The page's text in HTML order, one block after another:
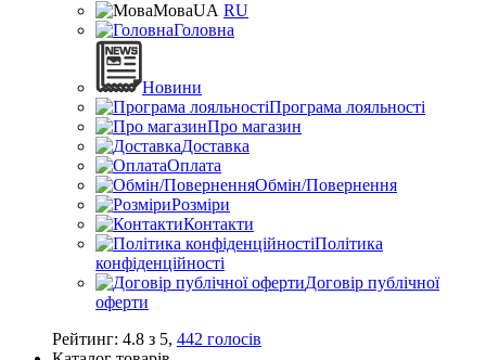
МоваUA RU
Головна
Новини
Програма лояльності
Про магазин
Доставка
Оплата
Обмін/Повернення
Розміри
Контакти
Політика
конфіденційності
Договір публічної
оферти
Рейтинг: 4.8 з 5, 442 голосів